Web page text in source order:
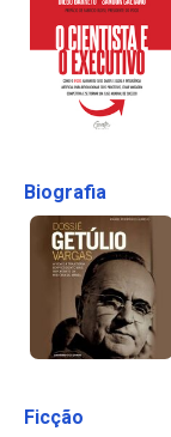
Biografia
Ficção